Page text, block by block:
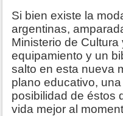
Si bien existe la
argentinas,
Ministerio de
equipamiento y un
salto en esta nueva
plano educativo,
posibilidad de éstos
vida mejor al